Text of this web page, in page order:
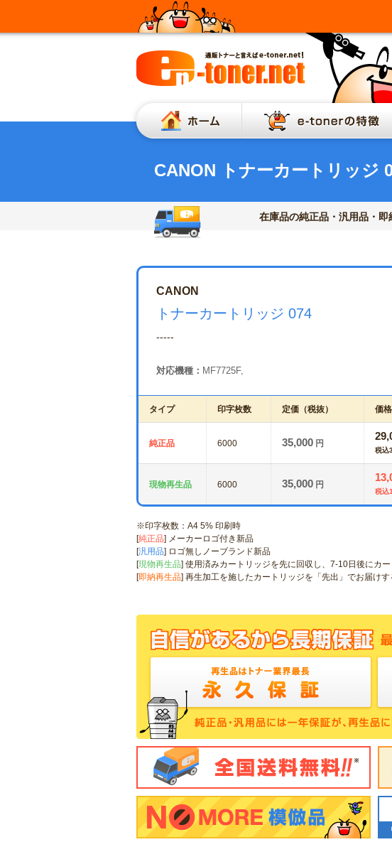
ホーム
CANON トナーカートリッジ
在庫品の純正品・汎用品・即
CANON
トナーカートリッジ 074
-----
対応機種： MF7725F,
タイプ 印字枚数 定価（税抜） 価
純正品 6000 35,000 円
税込
現物再生品 6000 35,000 円
税込
※印字枚数：A4 5% 印刷時
[純正品] メーカーロゴ付き新品
[汎用品] ロゴ無しノーブランド新品
[現物再生品] 使用済みカートリッジを先に回収し、7-10日後にカ
[即納再生品] 再生加工を施したカートリッジを「先出」でお届け